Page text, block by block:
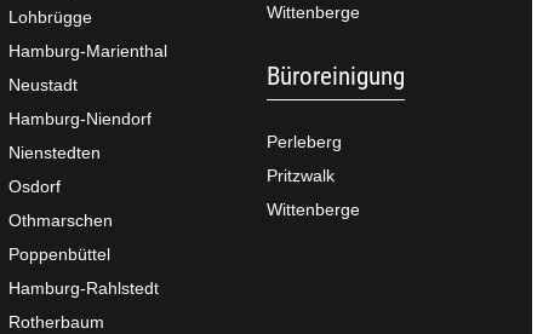
Lohbrügge
Hamburg-Marienthal
Neustadt
Hamburg-Niendorf
Nienstedten
Osdorf
Othmarschen
Poppenbüttel
Hamburg-Rahlstedt
Rotherbaum
Wittenberge
Büroreinigung
Perleberg
Pritzwalk
Wittenberge